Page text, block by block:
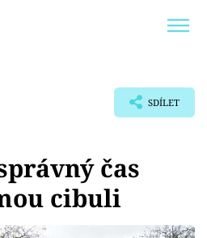
SDÍLET
čas
cibuli